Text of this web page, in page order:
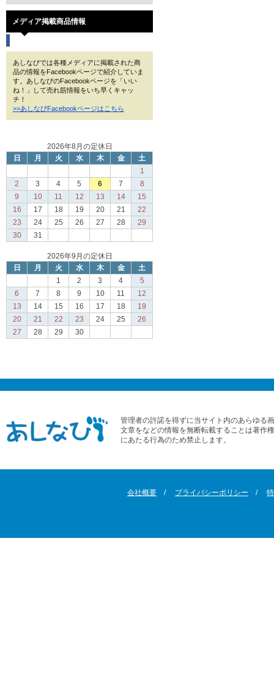
メディア掲載商品情報
あしなびでは各種メディアに掲載された商
品の情報をFacebookページで紹介していま
す。あしなびのFacebookページを「いい
ね！」して売れ筋情報をいち早くキャッ
チ！
>>あしなびFacebookページはこちら
2026年8月の定休日
日
月 火 水 木 金
土
1
2
3 4 5 6 7
8
9
10 11 12 13 14
15
16
17 18 19 20 21
22
23
24 25 26 27 28
29
30
31
2026年9月の定休日
日
月 火 水 木 金
土
1
2 3 4
5
6
7 8 9 10 11
12
13
14 15 16 17 18
19
20
21 22 23 24 25
26
27
28 29 30
管理者の許諾を得ずに当サイト内のあらゆる
文章をなどの情報を無断転載することは著作
にあたる行為のため禁止します。
会社概要 プライバシーポリシー